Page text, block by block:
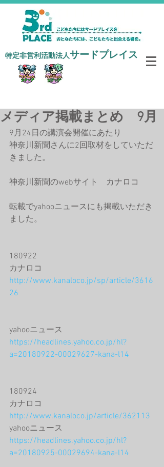
​特定非営利活動法人サードプレイス
メディア掲載まとめ 9月
9月24日の講演会開催にあたり
神奈川新聞さんに2回取材をしていただ
きました。
神奈川新聞のwebサイト　カナロコ
転載でyahooニュースにも掲載いただき
ました。
180922
カナロコ
http://www.kanaloco.jp/sp/article/3616
26
yahooニュース
https://headlines.yahoo.co.jp/hl?
a=20180922-00029627-kana-l14
180924
カナロコ
http://www.kanaloco.jp/article/362113
yahooニュース
https://headlines.yahoo.co.jp/hl?
a=20180925-00029694-kana-l14